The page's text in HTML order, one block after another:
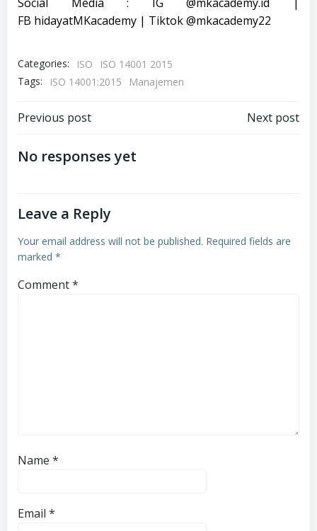
FB hidayatMKacademy | Tiktok@mkacademy22
Categories: ISO
ISO 14001 2015
Tags:
ISO 14001:2015 Manajemen
Post
navigation
Previous post Next post
No responses yet
Leave a Reply
Your email address will not be published. Required fields are
marked *
Comment*
Name *
Email *